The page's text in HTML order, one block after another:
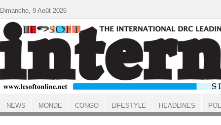
ACCUEIL
Dimanche, 9 Août 2026
NEWS MONDE CONGO LIFESTYLE HEADLINES